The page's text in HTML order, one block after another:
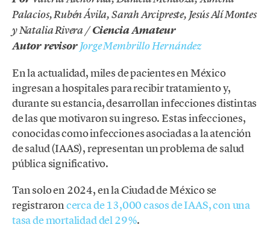
Palacios, Rubén Ávila, Sarah Arcipreste, Jesús Alí Montes
y Natalia Rivera/Ciencia Amateur
Autor revisorJorge Membrillo Hernández
En la actualidad, miles de pacientes en México
ingresan a hospitales para recibir tratamiento y,
durante su estancia, desarrollan infecciones distintas
de las que motivaron su ingreso. Estas infecciones,
conocidas como infecciones asociadas a la atención
de salud (IAAS), representan un problema de salud
pública significativo.
Tan solo en 2024, en la Ciudad de México se
registraroncerca de 13,000 casos de IAAS, con una
tasa de mortalidad del 29%.